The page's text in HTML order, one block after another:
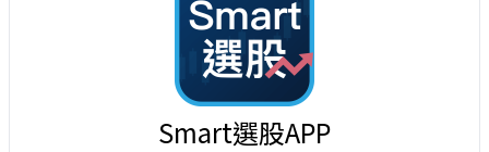
Smart選股APP